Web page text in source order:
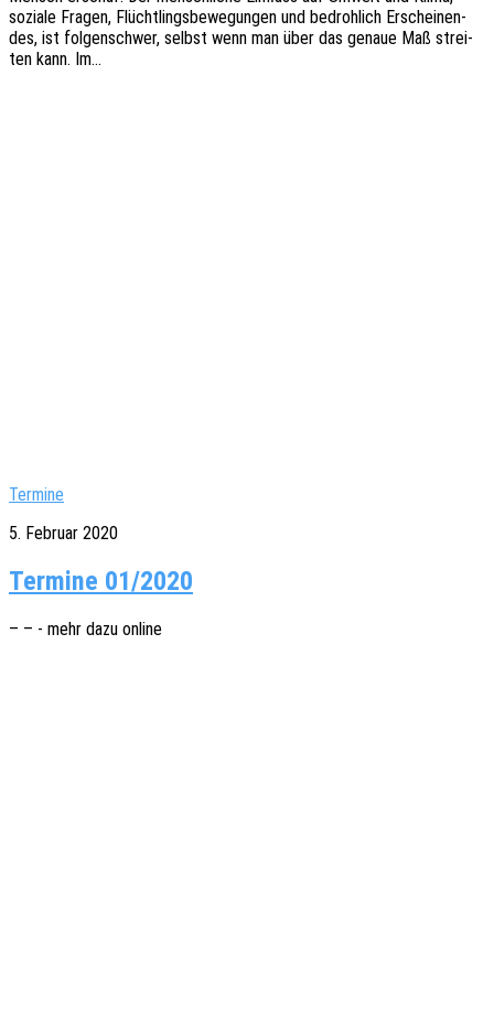
sozia­le Fragen, Flücht­lings­be­we­gun­gen und bedroh­lich Erschei­nen­
des, ist folgen­schwer, selbst wenn man über das genaue Maß strei­
ten kann. Im…
Termine
5. Februar 2020
Termine 01/2020
– – - mehr dazu online